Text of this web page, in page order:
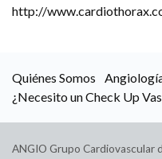
http://
Quiénes Somos
¿Necesito un Check Up
ANGIO Grupo Cardiovascular